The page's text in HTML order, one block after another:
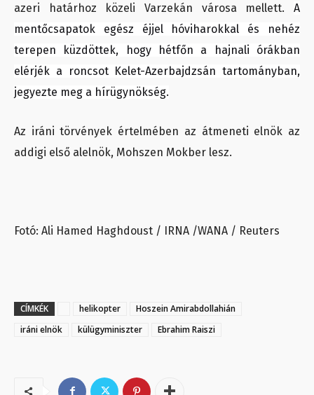
azeri határhoz közeli Varzekán városa mellett. A
mentőcsapatok egész éjjel hóviharokkal és nehéz
terepen küzdöttek, hogy hétfőn a hajnali órákban
elérjék a roncsot Kelet-Azerbajdzsán tartományban,
jegyezte meg a hírügynökség.
Az iráni törvények értelmében az átmeneti elnök az
addigi első alelnök, Mohszen Mokber lesz.
Fotó: Ali Hamed Haghdoust / IRNA /WANA / Reuters
CÍMKÉK helikopter
Hoszein Amirabdollahián
iráni elnök
külügyminiszter Ebrahim Raiszi